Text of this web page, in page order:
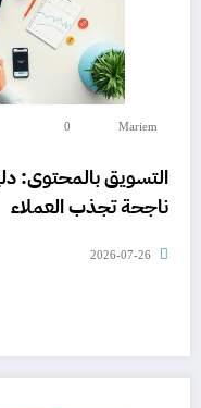
Mariem
0
التسويق بالمحتوى:
ناجحة تجذب العملاء
2026-07-26